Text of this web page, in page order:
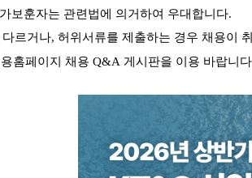
보훈자는 관련법에 의거하여 우대합니다.
르거나, 허위서류를 제출하는 경우 채용이
홈페이지 채용 Q&A 게시판을 이용 바랍니